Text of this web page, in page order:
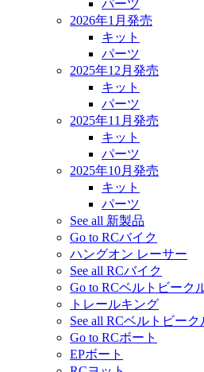
パーツ
2026年1月発売
キット
パーツ
2025年12月発売
キット
パーツ
2025年11月発売
キット
パーツ
2025年10月発売
キット
パーツ
See all 新製品
Go to RCバイク
ハングオン レーサー
See all RCバイク
Go to RCベルトビーク
トレールキング
See all RCベルトビーク
Go to RCボート
EPボート